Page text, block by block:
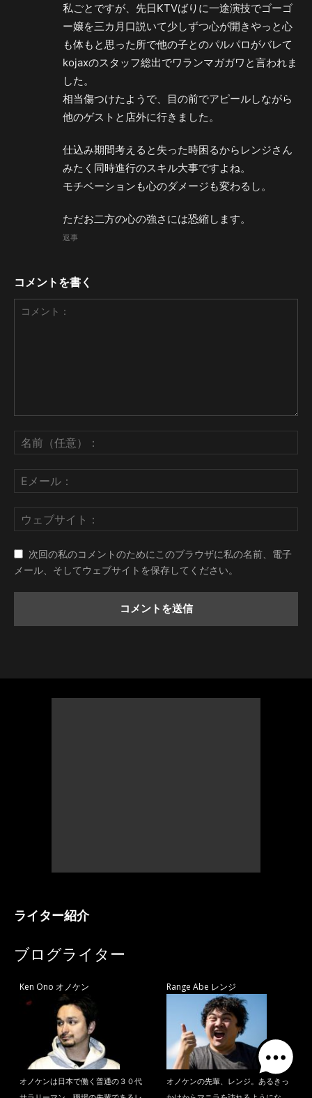
私ごとですが、先日KTVばりに一途演技でゴーゴ
ー嬢を三カ月口説いて少しずつ心が開きやっと心
も体もと思った所で他の子とのパルパロがバレて
kojaxのスタッフ総出でワランマガガワと言われま
した。
相当傷つけたようで、目の前でアピールしながら
他のゲストと店外に行きました。
仕込み期間考えると失った時困るからレンジさん
みたく同時進行のスキル大事ですよね。
モチベーションも心のダメージも変わるし。
ただお二方の心の強さには恐縮します。
返事
コメントを書く
次回の私のコメントのためにこのブラウザに私の名前、電子
メール、そしてウェブサイトを保存してください。
ライター紹介
ブログライター
Ken Ono オノケン
オノケンは日本で働く普通の３０代
Range Abe レンジ
オノケンの先輩、レンジ。あるきっ